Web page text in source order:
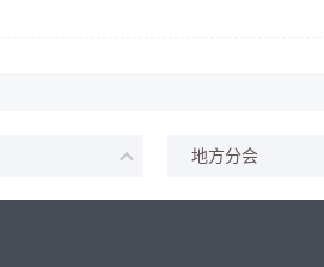
地方分会